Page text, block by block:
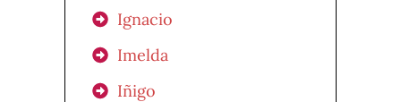
Ignacio
Imelda
Iñigo